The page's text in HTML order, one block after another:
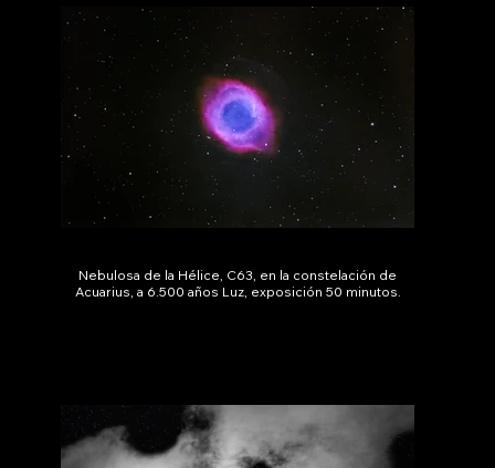
Nebulosa de la Hélice, C63, en la constelación de
Acuarius, a 6.500 años Luz, exposición 50 minutos.